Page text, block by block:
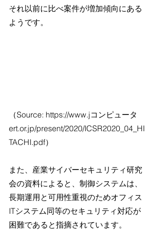
それ以前に比べ案件が増加傾向にある
ようです。
（Source: https://www.jコンピュータ
ert.or.jp/present/2020/ICSR2020_04_HI
TACHI.pdf）
また、産業サイバーセキュリティ研究
会の資料によると、制御システムは、
長期運用と可用性重視のためオフィス
ITシステム同等のセキュリティ対応が
困難であると指摘されています。